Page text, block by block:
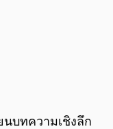
บทความเชิงลึก